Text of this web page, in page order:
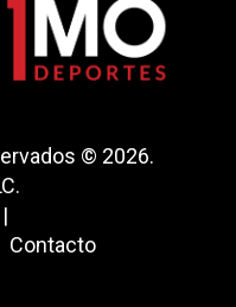
© 2026.
Contacto